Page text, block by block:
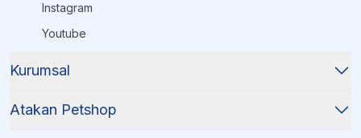
Instagram
Youtube
Kurumsal
Atakan Petshop